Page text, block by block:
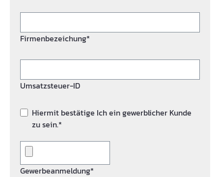
Firmenbezeichung*
Umsatzsteuer-ID
Hiermit bestätige Ich ein gewerblicher Kunde
zu sein.*
Gewerbeanmeldung*